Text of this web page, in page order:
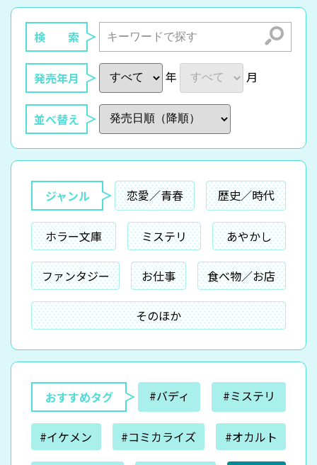
検 索 検索
発売年月 年 月
並べ替え
ジャンル 恋愛／青春 歴史／時代
ホラー文庫 ミステリ あやかし
ファンタジー お仕事 食べ物／お店
そのほか
おすすめタグ #バディ #ミステリ
#イケメン #コミカライズ #オカルト